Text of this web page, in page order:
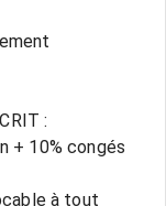
:
+ 10% congés
à tout